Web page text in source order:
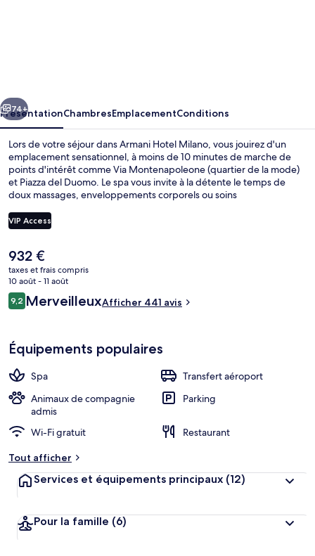
Suivant
74+
PrésentationChambresEmplacementConditions
Lors de votre séjour dans Armani Hotel Milano, vous jouirez d'un
emplacement sensationnel, à moins de 10 minutes de marche de
points d'intérêt comme Via Montenapoleone (quartier de la mode)
et Piazza del Duomo. Le spa vous invite à la détente le temps de
doux massages, enveloppements corporels ou soins
italienne vous sont servies à l'établissement Armani/Ristorante, qui
est ouvert à l'heure du petit déjeuner, du déjeuner et du dîner. Cet
ouverte 24 h/24 et une salle de fitness. De là, les transports publics
ne sont qu'à quelques pas : la preuve avec Station de métro
Montenapoleone et Arrêt de tram Montenapoleone M3, très
proches.
VIP Access
Le
prix
actuel
est
de
932 €
taxes et frais compris
10 août - 11 août
Avis
voyageurs
9,29,2 sur 10
MerveilleuxAfficher 441 avis
Équipements populaires
Spa
Transfert aéroport
Animaux de compagnie
admis
Parking
Wi-Fi gratuit
Restaurant
Tout afficher
Services et équipements principaux (12)
Pour la famille (6)